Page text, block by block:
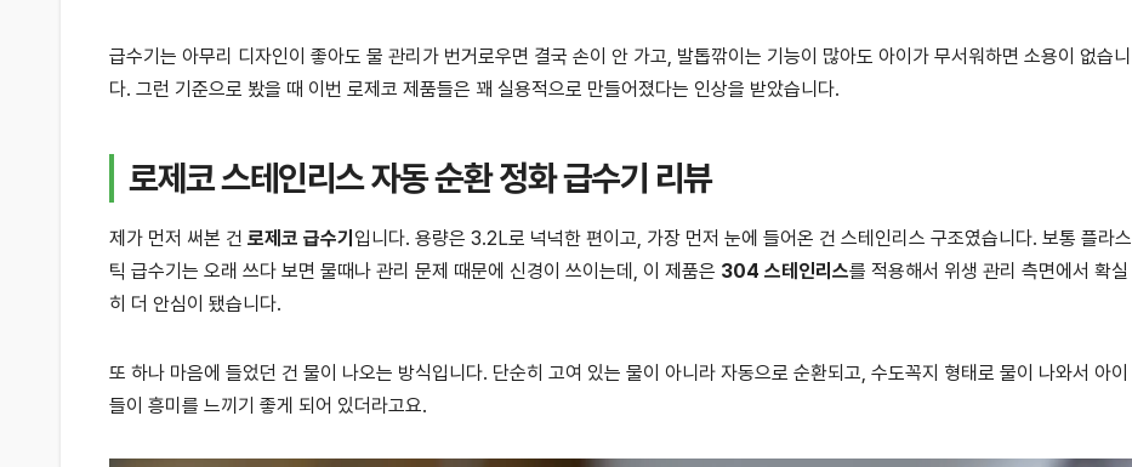
급수기는 아무리 디자인이 좋아도 물 관리가 번거로우면 결국 손이 안 가고, 발톱깎이는 기능이 많아도 아이가 무서워하면 소용이 없습니
다. 그런 기준으로 봤을 때 이번 로제코 제품들은 꽤 실용적으로 만들어졌다는 인상을 받았습니다.
로제코 스테인리스 자동 순환 정화 급수기 리뷰
제가 먼저 써본 건 로제코 급수기 입니다. 용량은 3.2L로 넉넉한 편이고, 가장 먼저 눈에 들어온 건 스테인리스 구조였습니다. 보통 플라스
틱 급수기는 오래 쓰다 보면 물때나 관리 문제 때문에 신경이 쓰이는데, 이 제품은 304 스테인리스를 적용해서 위생 관리 측면에서 확실
히 더 안심이 됐습니다.
또 하나 마음에 들었던 건 물이 나오는 방식입니다. 단순히 고여 있는 물이 아니라 자동으로 순환되고, 수도꼭지 형태로 물이 나와서 아이
들이 흥미를 느끼기 좋게 되어 있더라고요.